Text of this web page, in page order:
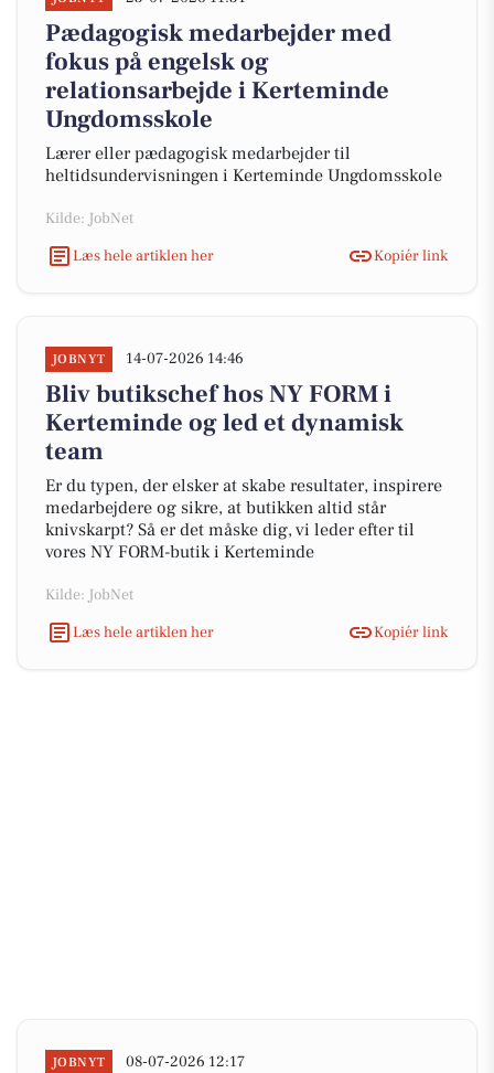
Pædagogisk medarbejder med
fokus på engelsk og
relationsarbejde i Kerteminde
Ungdomsskole
Lærer eller pædagogisk medarbejder til
heltidsundervisningen i Kerteminde Ungdomsskole
Kilde: JobNet
Læs hele artiklen her
Kopiér link
JOBNYT 14-07-2026 14:46
Bliv butikschef hos NY FORM i
Kerteminde og led et dynamisk
team
Er du typen, der elsker at skabe resultater, inspirere
medarbejdere og sikre, at butikken altid står
knivskarpt? Så er det måske dig, vi leder efter til
vores NY FORM-butik i Kerteminde
Kilde: JobNet
Læs hele artiklen her
Kopiér link
JOBNYT 08-07-2026 12:17